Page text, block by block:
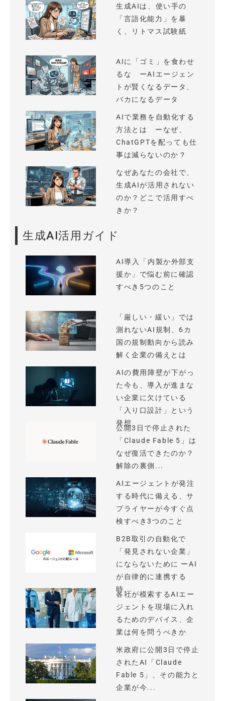
生成AIは、使い手の
「言語化能力」を暴
く、リトマス試験紙
AIに「ゴミ」を食わせ
るな ーAIエージェン
トが賢くなるデータ、
バカになるデータ
AIで業務を自動化する
方法とは ーなぜ、
ChatGPTを配っても仕
事は減らないのか？
なぜあなたの会社で、
生成AIが活用されない
のか？どこで活用すべ
きか？
生成AI活用ガイド
AI導入「内製か外部支
援か」で悩む前に確認
すべき5つのこと
「厳しい・緩い」では
測れないAI規制、6カ
国の規制動向から読み
解く企業の備えとは
AIの費用障壁が下がっ
た今も、導入が進まな
い企業に欠けている
「入り口設計」という
発想
公開3日で停止された
「Claude Fable 5」は
なぜ復活できたのか？
解除の裏側...
AIエージェントが発注
する時代に備える、サ
プライヤーが今すぐ点
検すべき3つのこと
B2B取引の自動化で
「発見されない企業」
にならないために ーAI
が自律的に連携する
時...
各社が模索するAIエー
ジェントを現場に入れ
るためのデバイス、企
業は何を問うべきか
米政府に公開3日で停止
されたAI「Claude
Fable 5」、その能力と
企業が今...